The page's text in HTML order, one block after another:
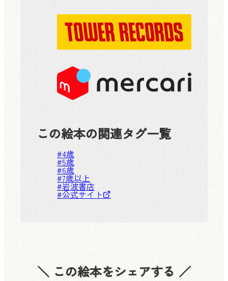
この絵本の関連タグ一覧
#4歳
#5歳
#6歳
#7歳以上
#岩波書店
#公式サイト
＼ この絵本をシェアする ／